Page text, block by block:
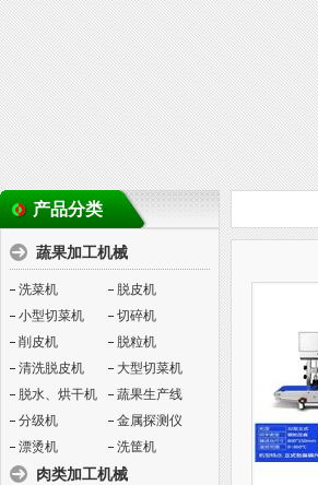
产品分类
蔬果加工机械
洗菜机
脱皮机
小型切菜机
切碎机
削皮机
脱粒机
清洗脱皮机
大型切菜机
脱水、烘干机
蔬果生产线
分级机
金属探测仪
漂烫机
洗筐机
肉类加工机械